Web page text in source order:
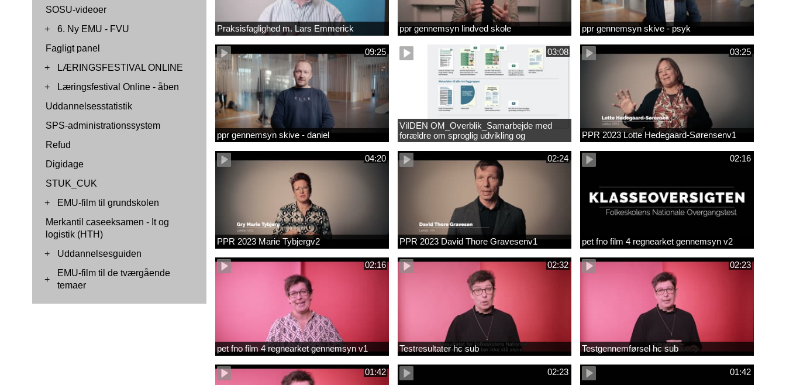
SOSU-videoer
+
6. Ny EMU - FVU
Fagligt panel
+
LÆRINGSFESTIVAL ONLINE
+
Læringsfestival Online - åben
Uddannelsesstatistik
SPS-administrationssystem
Refud
Digidage
STUK_CUK
+
EMU-film til grundskolen
Merkantil caseeksamen - It og
logistik (HTH)
+
Uddannelsesguiden
+
EMU-film til de tværgående
temaer
Praksisfaglighed m. Lars Emmerick ppr gennemsyn lindved skole ppr gennemsyn skive - psyk
09:25
ppr gennemsyn skive - daniel
03:08
ViIDEN OM_Overblik_Samarbejde med
forældre om sproglig udvikling og
forebyggelse af læsevanskelighede
03:25
PPR 2023 Lotte Hedegaard-Sørensenv1
04:20
PPR 2023 Marie Tybjergv2
02:24
PPR 2023 David Thore Gravesenv1
02:16
pet fno film 4 regnearket gennemsyn v2
02:16
pet fno film 4 regnearket gennemsyn v1
02:32
Testresultater hc sub
02:23
Testgennemførsel hc sub
01:42 02:23 01:42